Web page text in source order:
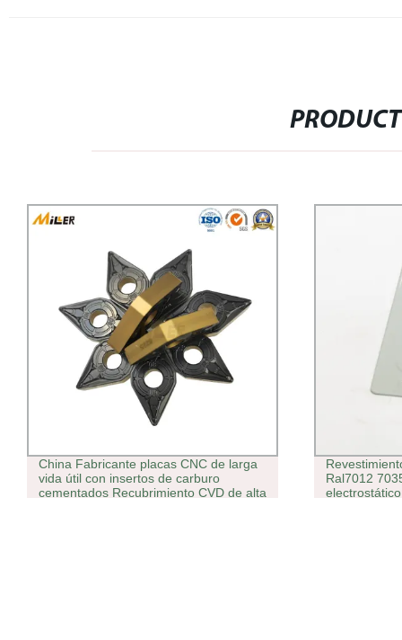
China Fabricante placas CNC de larga
vida útil con insertos de carburo
cementados Recubrimiento CVD de alta
Ral7012
electrostático